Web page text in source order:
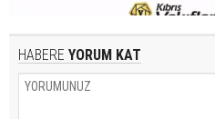
HABERE YORUM KAT